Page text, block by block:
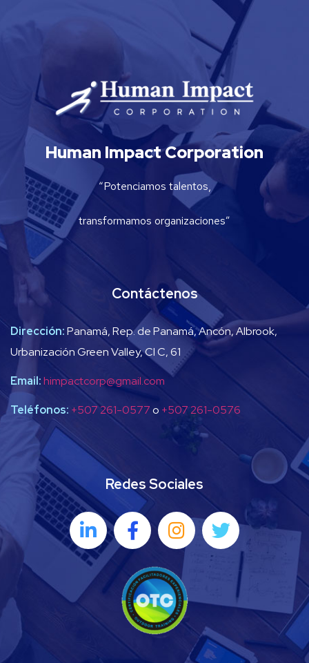
Human Impact Corporation
“Potenciamos talentos,
transformamos organizaciones”
Contáctenos
Dirección:Panamá, Rep. de Panamá, Ancón, Albrook,
Urbanización Green Valley, Cl C, 61
Email:himpactcorp@gmail.com
Teléfonos: +507 261-0577o +507 261-0576
Redes Sociales